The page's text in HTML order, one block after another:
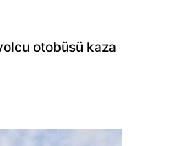
otobüsü kaza